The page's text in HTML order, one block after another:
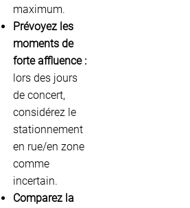
maximum.
Prévoyez les
moments de
forte affluence :
lors des jours
de concert,
considérez le
stationnement
en rue/en zone
comme
incertain.
Comparez la